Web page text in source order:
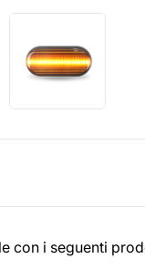
con i seguenti